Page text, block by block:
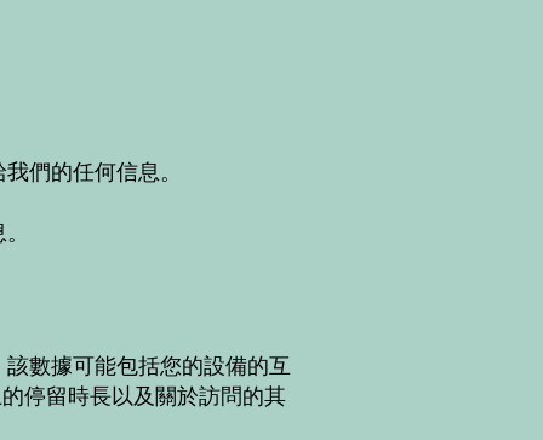
們的任何信息。
數據可能包括您的設備的互
停留時長以及關於訪問的其